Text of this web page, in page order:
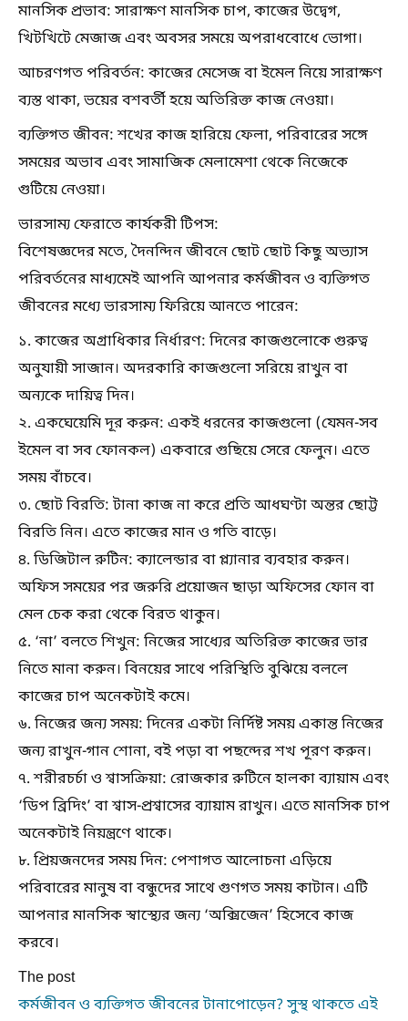
মানসিক প্রভাব: সারাক্ষণ মানসিক চাপ, কাজের উদ্বেগ,
খিটখিটে মেজাজ এবং অবসর সময়ে অপরাধবোধে ভোগা।
আচরণগত পরিবর্তন: কাজের মেসেজ বা ইমেল নিয়ে সারাক্ষণ
ব্যস্ত থাকা, ভয়ের বশবর্তী হয়ে অতিরিক্ত কাজ নেওয়া।
ব্যক্তিগত জীবন: শখের কাজ হারিয়ে ফেলা, পরিবারের সঙ্গে
সময়ের অভাব এবং সামাজিক মেলামেশা থেকে নিজেকে
গুটিয়ে নেওয়া।
ভারসাম্য ফেরাতে কার্যকরী টিপস:
বিশেষজ্ঞদের মতে, দৈনন্দিন জীবনে ছোট ছোট কিছু অভ্যাস
পরিবর্তনের মাধ্যমেই আপনি আপনার কর্মজীবন ও ব্যক্তিগত
জীবনের মধ্যে ভারসাম্য ফিরিয়ে আনতে পারেন:
১. কাজের অগ্রাধিকার নির্ধারণ: দিনের কাজগুলোকে গুরুত্ব
অনুযায়ী সাজান। অদরকারি কাজগুলো সরিয়ে রাখুন বা
অন্যকে দায়িত্ব দিন।
২. একঘেয়েমি দূর করুন: একই ধরনের কাজগুলো (যেমন-সব
ইমেল বা সব ফোনকল) একবারে গুছিয়ে সেরে ফেলুন। এতে
সময় বাঁচবে।
৩. ছোট বিরতি: টানা কাজ না করে প্রতি আধঘণ্টা অন্তর ছোট্ট
বিরতি নিন। এতে কাজের মান ও গতি বাড়ে।
৪. ডিজিটাল রুটিন: ক্যালেন্ডার বা প্ল্যানার ব্যবহার করুন।
অফিস সময়ের পর জরুরি প্রয়োজন ছাড়া অফিসের ফোন বা
মেল চেক করা থেকে বিরত থাকুন।
৫. ‘না’ বলতে শিখুন: নিজের সাধ্যের অতিরিক্ত কাজের ভার
নিতে মানা করুন। বিনয়ের সাথে পরিস্থিতি বুঝিয়ে বললে
কাজের চাপ অনেকটাই কমে।
৬. নিজের জন্য সময়: দিনের একটা নির্দিষ্ট সময় একান্ত নিজের
জন্য রাখুন-গান শোনা, বই পড়া বা পছন্দের শখ পূরণ করুন।
৭. শরীরচর্চা ও শ্বাসক্রিয়া: রোজকার রুটিনে হালকা ব্যায়াম এবং
‘ডিপ ব্রিদিং’ বা শ্বাস-প্রশ্বাসের ব্যায়াম রাখুন। এতে মানসিক চাপ
অনেকটাই নিয়ন্ত্রণে থাকে।
৮. প্রিয়জনদের সময় দিন: পেশাগত আলোচনা এড়িয়ে
পরিবারের মানুষ বা বন্ধুদের সাথে গুণগত সময় কাটান। এটি
আপনার মানসিক স্বাস্থ্যের জন্য ‘অক্সিজেন’ হিসেবে কাজ
করবে।
The post
কর্মজীবন ও ব্যক্তিগত জীবনের টানাপোড়েন? সুস্থ থাকতে এই